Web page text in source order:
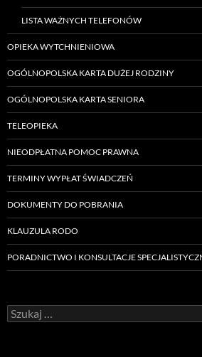
LISTA WAŻNYCH TELEFONÓW
OPIEKA WYTCHNIENIOWA
OGÓLNOPOLSKA KARTA DUŻEJ RODZINY
OGÓLNOPOLSKA KARTA SENIORA
TELEOPIEKA
NIEODPŁATNA POMOC PRAWNA
TERMINY WYPŁAT ŚWIADCZEŃ
DOKUMENTY DO POBRANIA
KLAUZULA RODO
PORADNICTWO I KONSULTACJE
Szukaj: